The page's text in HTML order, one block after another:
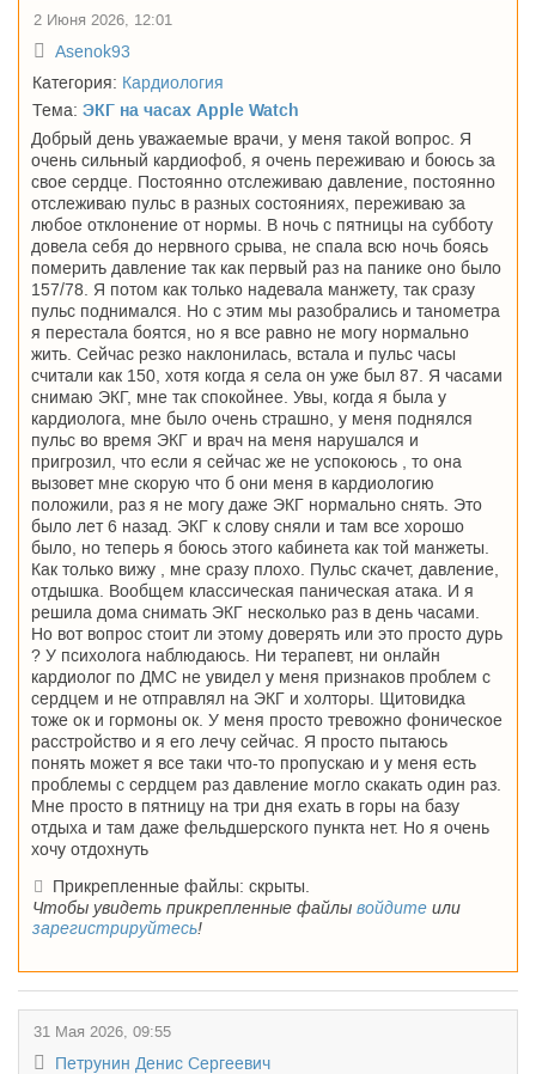
2 Июня 2026, 12:01
Asenok93
Категория: Кардиология
Тема: ЭКГ на часах Apple Watch
Добрый день уважаемые врачи, у меня такой вопрос. Я
очень сильный кардиофоб, я очень переживаю и боюсь за
свое сердце. Постоянно отслеживаю давление, постоянно
отслеживаю пульс в разных состояниях, переживаю за
любое отклонение от нормы. В ночь с пятницы на субботу
довела себя до нервного срыва, не спала всю ночь боясь
померить давление так как первый раз на панике оно было
157/78. Я потом как только надевала манжету, так сразу
пульс поднимался. Но с этим мы разобрались и танометра
я перестала боятся, но я все равно не могу нормально
жить. Сейчас резко наклонилась, встала и пульс часы
считали как 150, хотя когда я села он уже был 87. Я часами
снимаю ЭКГ, мне так спокойнее. Увы, когда я была у
кардиолога, мне было очень страшно, у меня поднялся
пульс во время ЭКГ и врач на меня нарушался и
пригрозил, что если я сейчас же не успокоюсь , то она
вызовет мне скорую что б они меня в кардиологию
положили, раз я не могу даже ЭКГ нормально снять. Это
было лет 6 назад. ЭКГ к слову сняли и там все хорошо
было, но теперь я боюсь этого кабинета как той манжеты.
Как только вижу , мне сразу плохо. Пульс скачет, давление,
отдышка. Вообщем классическая паническая атака. И я
решила дома снимать ЭКГ несколько раз в день часами.
Но вот вопрос стоит ли этому доверять или это просто дурь
? У психолога наблюдаюсь. Ни терапевт, ни онлайн
кардиолог по ДМС не увидел у меня признаков проблем с
сердцем и не отправлял на ЭКГ и холторы. Щитовидка
тоже ок и гормоны ок. У меня просто тревожно фоническое
расстройство и я его лечу сейчас. Я просто пытаюсь
понять может я все таки что-то пропускаю и у меня есть
проблемы с сердцем раз давление могло скакать один раз.
Мне просто в пятницу на три дня ехать в горы на базу
отдыха и там даже фельдшерского пункта нет. Но я очень
хочу отдохнуть
Прикрепленные файлы: скрыты.
Чтобы увидеть прикрепленные файлы войдите или
зарегистрируйтесь!
31 Мая 2026, 09:55
Петрунин Денис Сергеевич